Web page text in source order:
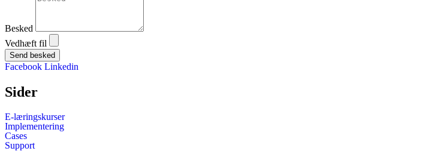
Besked
Vedhæft fil
Send besked
Facebook Linkedin
Sider
E-læringskurser
Implementering
Cases
Support